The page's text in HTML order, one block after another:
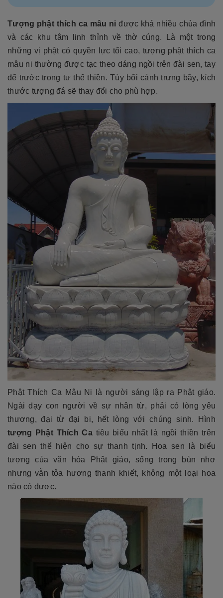
Tượng phật thích ca mâu niđược khá nhiều chùa đình
và các khu tâm linh thỉnh về thờ cúng. Là một trong
những vị phật có quyền lực tối cao, tượng phật thích ca
mâu ni thường được tạc theo dáng ngồi trên đài sen, tay
để trước trong tư thế thiền. Tùy bối cảnh trưng bầy, kích
thước tượng đá sẽ thay đổi cho phù hợp.
Phật Thích Ca Mâu Ni là người sáng lập ra Phật giáo.
Ngài dạy con người về sự nhân từ, phải có lòng yêu
thương, đại từ đại bi, hết lòng với chúng sinh. Hình
tượng Phật Thích Ca tiêu biểu nhất là ngồi thiền trên
đài sen thể hiện cho sự thanh tịnh. Hoa sen là biểu
tượng của văn hóa Phật giáo, sống trong bùn nhơ
nhưng vẫn tỏa hương thanh khiết, không một loại hoa
nào có được.